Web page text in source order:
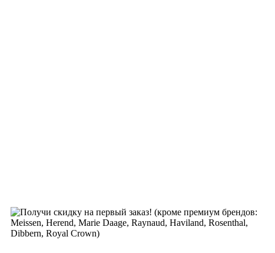
Получи скидку на первый заказ! (кроме премиум брендов:
Meissen, Herend, Marie Daage, Raynaud, Haviland, Rosenthal,
Dibbern, Royal Crown)